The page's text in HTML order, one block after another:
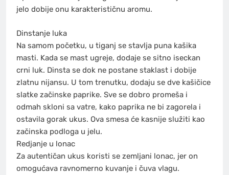
jelo dobije onu karakterističnu aromu.
Dinstanje luka
Na samom početku, u tiganj se stavlja puna kašika
masti. Kada se mast ugreje, dodaje se sitno iseckan
crni luk. Dinsta se dok ne postane staklast i dobije
zlatnu nijansu. U tom trenutku, dodaju se dve kašičice
slatke začinske paprike. Sve se dobro promeša i
odmah skloni sa vatre, kako paprika ne bi zagorela i
ostavila gorak ukus. Ova smesa će kasnije služiti kao
začinska podloga u jelu.
Redjanje u lonac
Za autentičan ukus koristi se zemljani lonac, jer on
omogućava ravnomerno kuvanje i čuva vlagu.